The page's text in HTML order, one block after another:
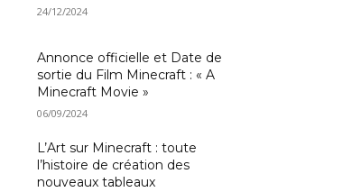
24/12/2024
Annonce officielle et Date de
sortie du Film Minecraft : « A
Minecraft Movie »
06/09/2024
L’Art sur Minecraft : toute
l’histoire de création des
nouveaux tableaux